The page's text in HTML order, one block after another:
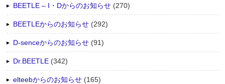
BEETLE – I・Dからのお知らせ (270)
BEETLEからのお知らせ (292)
D-senceからのお知らせ (91)
Dr.BEETLE (342)
elteebからのお知らせ (165)